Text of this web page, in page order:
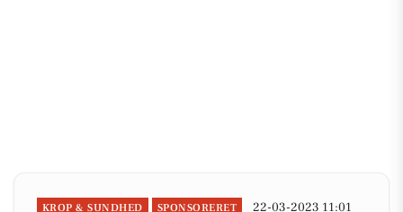
KROP & SUNDHED SPONSORERET 22-03-2023 11:01